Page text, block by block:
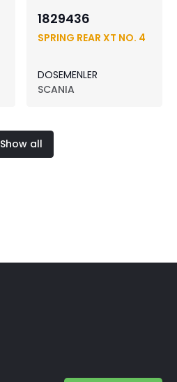
1829436
SPRING REAR XT NO. 4
DOSEMENLER
SCANIA
Show all